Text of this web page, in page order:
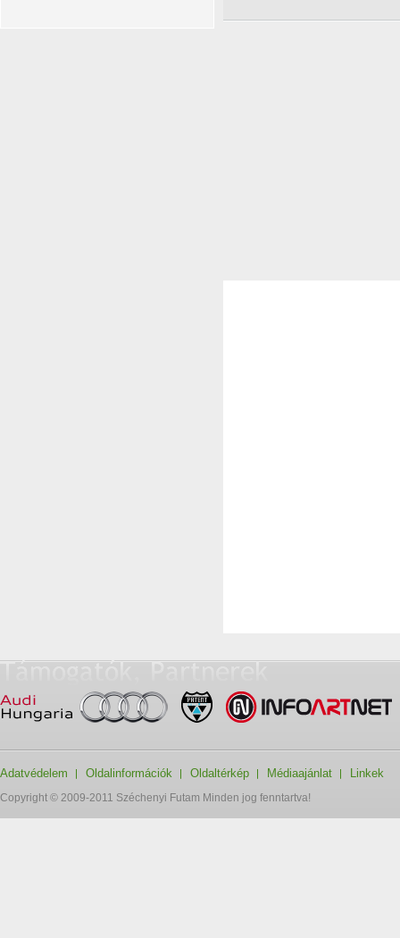
Adatvédelem Oldalinformációk Oldaltérkép Médiaajánlat Linkek
Copyright © 2009-2011 Széchenyi Futam Minden jog fenntartva!